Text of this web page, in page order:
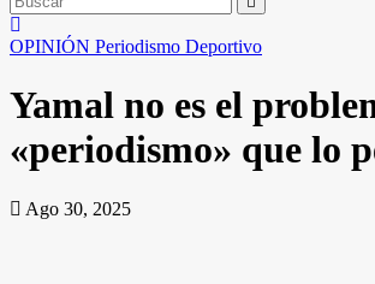
OPINIÓN Periodismo Deportivo
Yamal no es el
«periodismo» que lo
Ago 30, 2025